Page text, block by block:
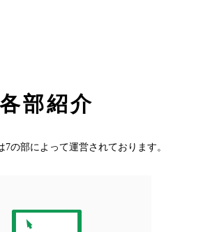
各部紹介
7の部によって運営されております。